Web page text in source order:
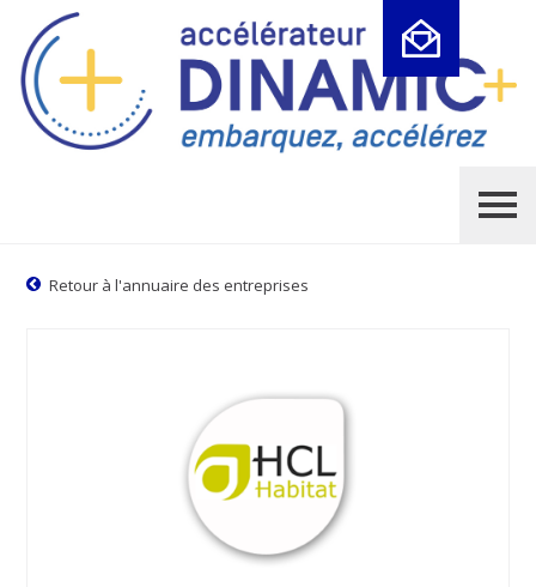
Retour à l'annuaire des entreprises
Cookies management panel